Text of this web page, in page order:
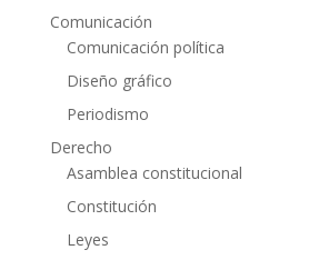
Comunicación
Comunicación política
Diseño gráfico
Periodismo
Derecho
Asamblea constitucional
Constitución
Leyes